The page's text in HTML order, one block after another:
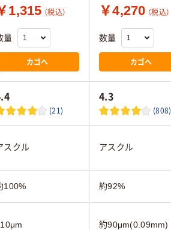
1,315 （税込）
量
カゴへ
￥4,270 （税込）
数量
カゴへ
(21)
4.3
(808)
スクル アスクル
100% 約92%
約90μm(0.09mm)